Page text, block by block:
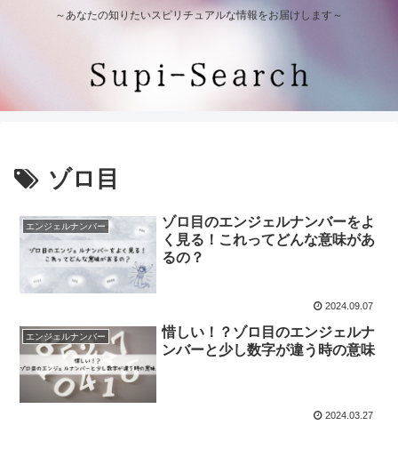
～あなたの知りたいスピリチュアルな情報をお届けします～
ゾロ目
エンジェルナンバー
ゾロ目のエンジェルナンバーをよ
く見る！これってどんな意味があ
るの？
2024.09.07
エンジェルナンバー
惜しい！？ゾロ目のエンジェルナ
ンバーと少し数字が違う時の意味
2024.03.27